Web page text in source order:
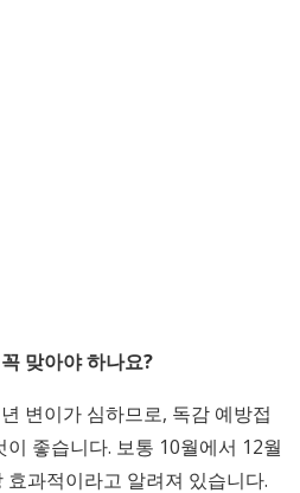
맞아야 하나요?
변이가 심하므로, 독감 예방접
좋습니다. 보통 10월에서 12월
과적이라고 알려져 있습니다.